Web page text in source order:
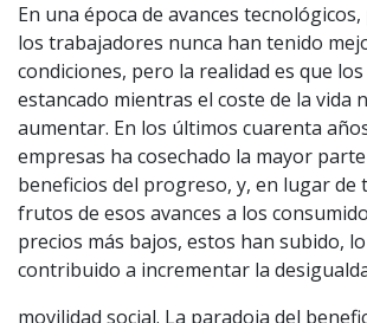
En una época de avances
los trabajadores nunca han tenido
condiciones, pero la realidad es que
estancado mientras el coste de la vida
aumentar. En los últimos cuarenta
empresas ha cosechado la mayor
beneficios del progreso, y, en lugar de
frutos de esos avances a los
precios más bajos, estos han subido,
contribuido a incrementar la
movilidad social. La paradoja del